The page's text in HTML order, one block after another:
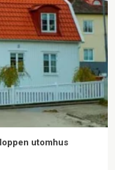
utomhus